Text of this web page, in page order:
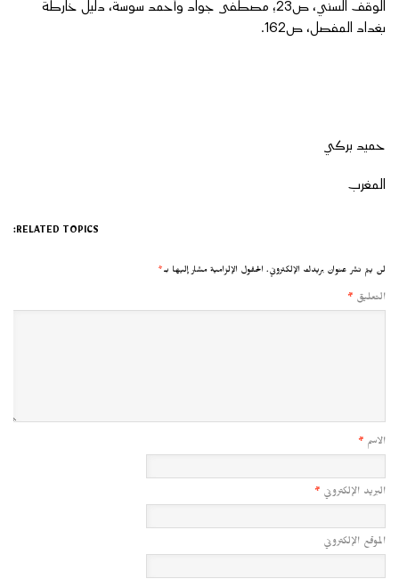
الوقف السني، ص23؛ مصطفى جواد وأحمد سوسة، دليل خارطة
بغداد المفصل، ص162.
حميد بركي
المغرب
RELATED TOPICS:
لن يتم نشر عنوان بريدك الإلكتروني. الحقول الإلزامية مشار إليها بـ*
التعليق *
الاسم *
البريد الإلكتروني *
الموقع الإلكتروني